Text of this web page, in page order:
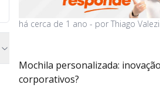
há cerca de 1 ano - por Thiago
Mochila personalizada:
corporativos?